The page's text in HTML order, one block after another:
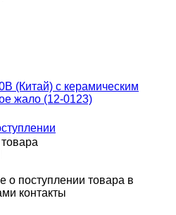
(Китай) с керамическим
жало (12-0123)
о поступлении товара в
контакты